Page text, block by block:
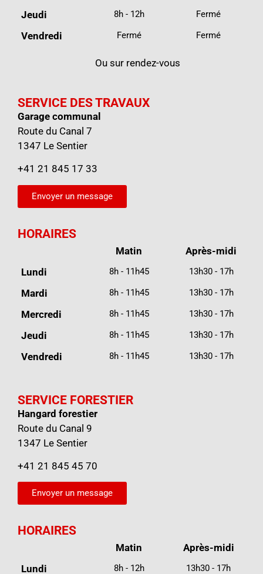
Jeudi 8h - 12h Fermé
Vendredi Fermé Fermé
Ou sur rendez-vous
SERVICE DES TRAVAUX
Garage communal
Route du Canal 7
1347 Le Sentier
+41 21 845 17 33
Envoyer un message
HORAIRES
Matin
Après-midi
Lundi
8h - 11h45 13h30 - 17h
Mardi 8h - 11h45 13h30 - 17h
Mercredi 8h - 11h45 13h30 - 17h
Jeudi 8h - 11h45 13h30 - 17h
Vendredi 8h - 11h45 13h30 - 17h
SERVICE FORESTIER
Hangard forestier
Route du Canal 9
1347 Le Sentier
+41 21 845 45 70
Envoyer un message
HORAIRES
Matin
Après-midi
Lundi
8h - 12h 13h30 - 17h